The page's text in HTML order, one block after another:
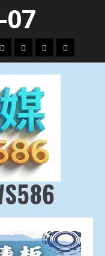
07
政
國
際
運
動
生
活